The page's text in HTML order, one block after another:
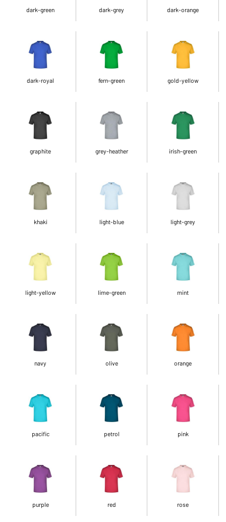
dark-green dark-grey dark-orange
dark-royal fern-green gold-yellow
graphite grey-heather irish-green
khaki light-blue light-grey
light-yellow lime-green mint
navy olive orange
pacific petrol pink
purple red rose